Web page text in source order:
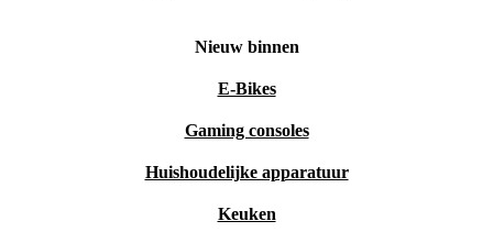
Nieuw binnen
E-Bikes
Gaming consoles
Huishoudelijke apparatuur
Keuken